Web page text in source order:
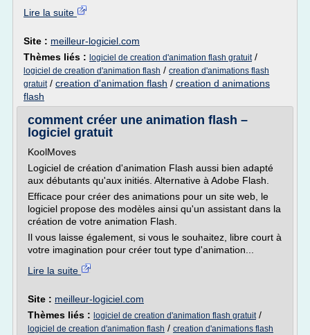
Lire la suite
Site : meilleur-logiciel.com
Thèmes liés : logiciel de creation d'animation flash gratuit/
logiciel de creation d'animation flash / creation d'animations flash
gratuit/ creation d'animation flash / creation d animations
flash
comment créer une animation flash –
logiciel gratuit
KoolMoves
Logiciel de création d'animation Flash aussi bien adapté
aux débutants qu'aux initiés. Alternative à Adobe Flash.
Efficace pour créer des animations pour un site web, le
logiciel propose des modèles ainsi qu'un assistant dans la
création de votre animation Flash.
Il vous laisse également, si vous le souhaitez, libre court à
votre imagination pour créer tout type d'animation...
Lire la suite
Site : meilleur-logiciel.com
Thèmes liés : logiciel de creation d'animation flash gratuit/
logiciel de creation d'animation flash / creation d'animations flash